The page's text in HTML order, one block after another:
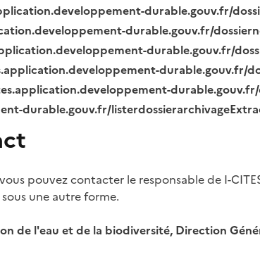
durable.gouv.fr/
durable.gouv.fr/
durable.gouv.fr/
durable.gouv.fr/
durable.gouv.fr/
pouvez contacter le responsable de I-
une autre forme.
de l'eau et de la biodiversité, Direction